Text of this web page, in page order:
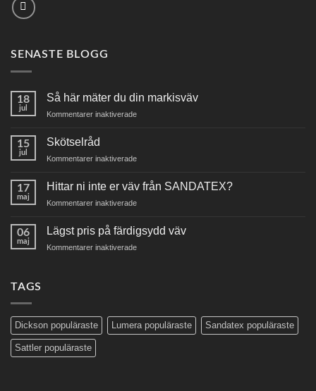
SENASTE BLOGG
18
jul
Så här mäter du din markisväv
Kommentarer inaktiveradeför
du
markisväv
15
jul
Skötselråd
Kommentarer inaktiveradeför
17
maj
Hittar ni inte er väv från SANDATEX?
Kommentarer inaktiveradeför
inte
er
06
maj
Lägst pris på färdigsydd väv
Kommentarer inaktiveradeför
TAGS
Dickson populäraste Lumera populäraste Sandatex populäraste
Sattler populäraste